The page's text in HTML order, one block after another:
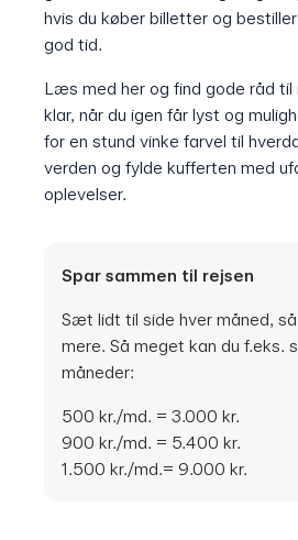
hvis du køber billetter og
god tid.
Læs med her og find gode råd til
klar, når du igen får lyst og
for en stund vinke farvel til
verden og fylde kufferten med
oplevelser.
Spar sammen til rejsen
Sæt lidt til side hver måned,
mere. Så meget kan du f.eks.
måneder:
500 kr./md. = 3.000 kr.
900 kr./md. = 5.400 kr.
1.500 kr./md.= 9.000 kr.